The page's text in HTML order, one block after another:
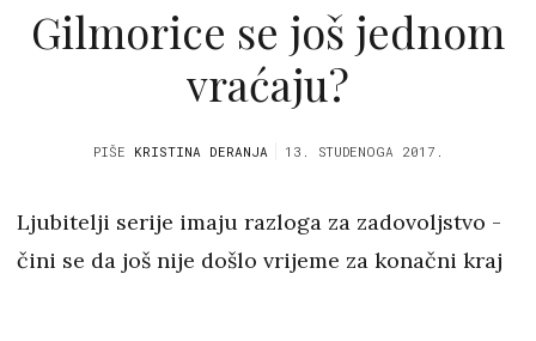
Gilmorice se još jednom
vraćaju?
PIŠE KRISTINA DERANJA 13. STUDENOGA 2017.
Ljubitelji serije imaju razloga za zadovoljstvo -
čini se da još nije došlo vrijeme za konačni kraj